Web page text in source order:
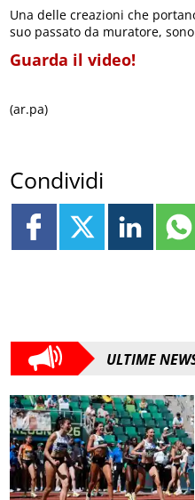
Una delle creazioni che
suo passato da muratore,
Guarda il video!
(ar.pa)
Condividi
ULTIME